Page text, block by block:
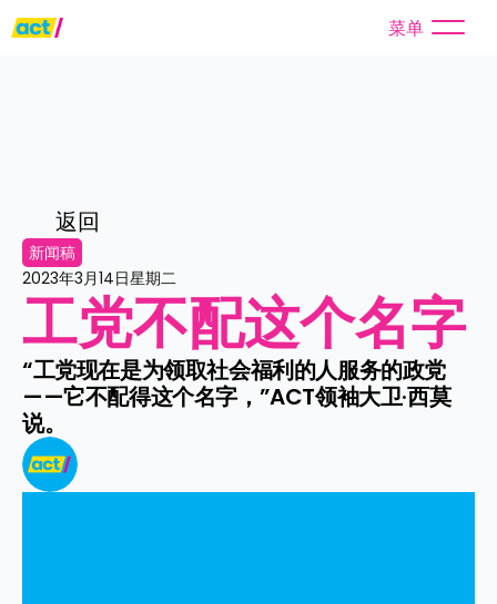
菜单
返回
新闻稿
2023年3月14日星期二
工党不配这个名字
“工党现在是为领取社会福利的人服务的政党
——它不配得这个名字，”ACT领袖大卫·西莫
说。